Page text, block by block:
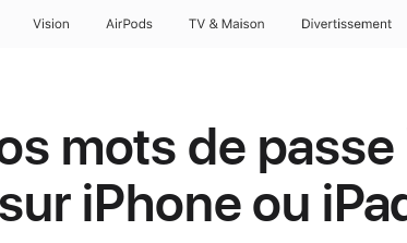
Vision AirPods TV & Maison Divertissements
mots de
iPhone ou